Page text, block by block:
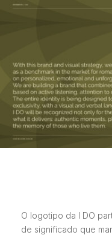
O logotipo da I DO
de significado que